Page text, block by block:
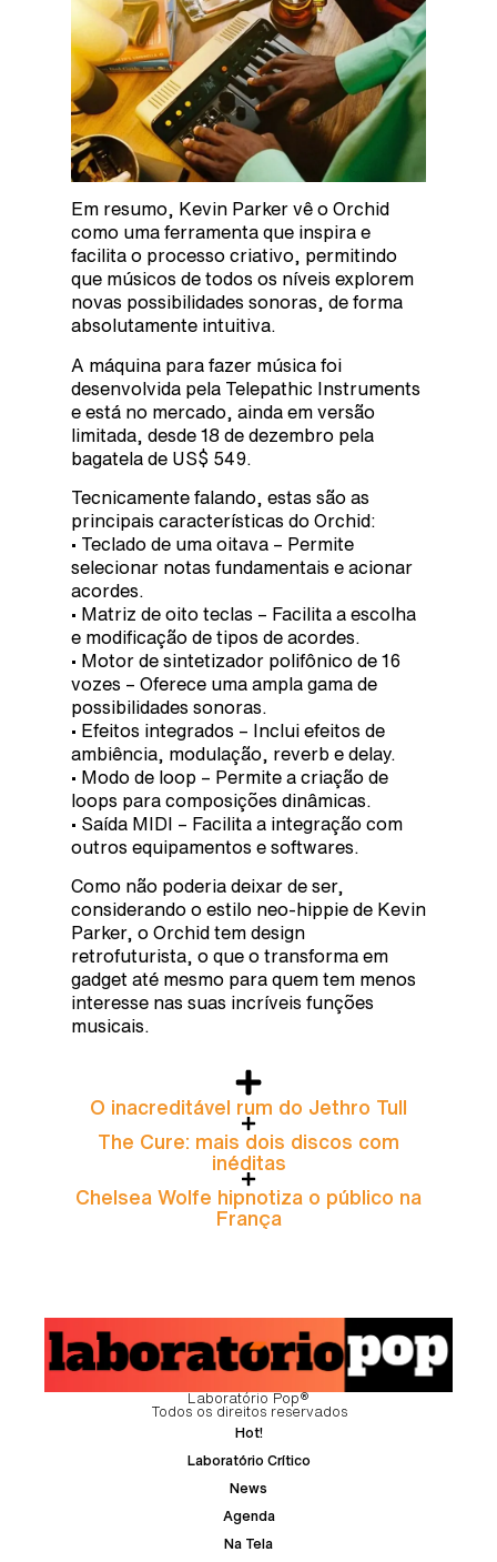
Em resumo, Kevin Parker vê o Orchid
como uma ferramenta que inspira e
facilita o processo criativo, permitindo
que músicos de todos os níveis explorem
novas possibilidades sonoras, de forma
absolutamente intuitiva.
A máquina para fazer música foi
desenvolvida pela Telepathic Instruments
e está no mercado, ainda em versão
limitada, desde 18 de dezembro pela
bagatela de US$ 549.
Tecnicamente falando, estas são as
principais características do Orchid:
• Teclado de uma oitava – Permite
selecionar notas fundamentais e acionar
acordes.
• Matriz de oito teclas – Facilita a escolha
e modificação de tipos de acordes.
• Motor de sintetizador polifônico de 16
vozes – Oferece uma ampla gama de
possibilidades sonoras.
• Efeitos integrados – Inclui efeitos de
ambiência, modulação, reverb e delay.
• Modo de loop – Permite a criação de
loops para composições dinâmicas.
• Saída MIDI – Facilita a integração com
outros equipamentos e softwares.
Como não poderia deixar de ser,
considerando o estilo neo-hippie de Kevin
Parker, o Orchid tem design
retrofuturista, o que o transforma em
gadget até mesmo para quem tem menos
interesse nas suas incríveis funções
musicais.
O inacreditável rum do Jethro Tull
The Cure: mais dois discos com
inéditas
Chelsea Wolfe hipnotiza o público na
França
Laboratório Pop®
Todos os direitos reservados
Hot!
Laboratório Crítico
News
Agenda
Na Tela